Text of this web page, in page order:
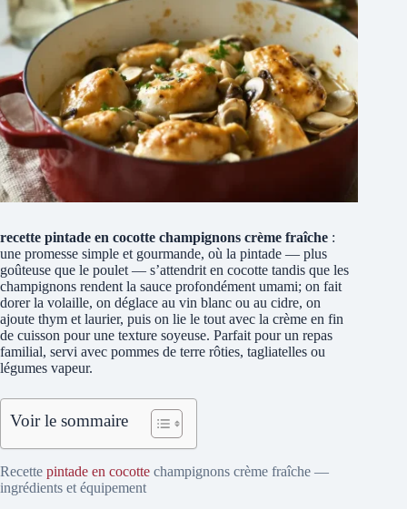
recette pintade en cocotte champignons crème fraîche :
une promesse simple et gourmande, où la pintade — plus
goûteuse que le poulet — s’attendrit en cocotte tandis que les
champignons rendent la sauce profondément umami; on fait
dorer la volaille, on déglace au vin blanc ou au cidre, on
ajoute thym et laurier, puis on lie le tout avec la crème en fin
de cuisson pour une texture soyeuse. Parfait pour un repas
familial, servi avec pommes de terre rôties, tagliatelles ou
légumes vapeur.
Voir le sommaire
Recette pintade en cocotte champignons crème fraîche —
ingrédients et équipement